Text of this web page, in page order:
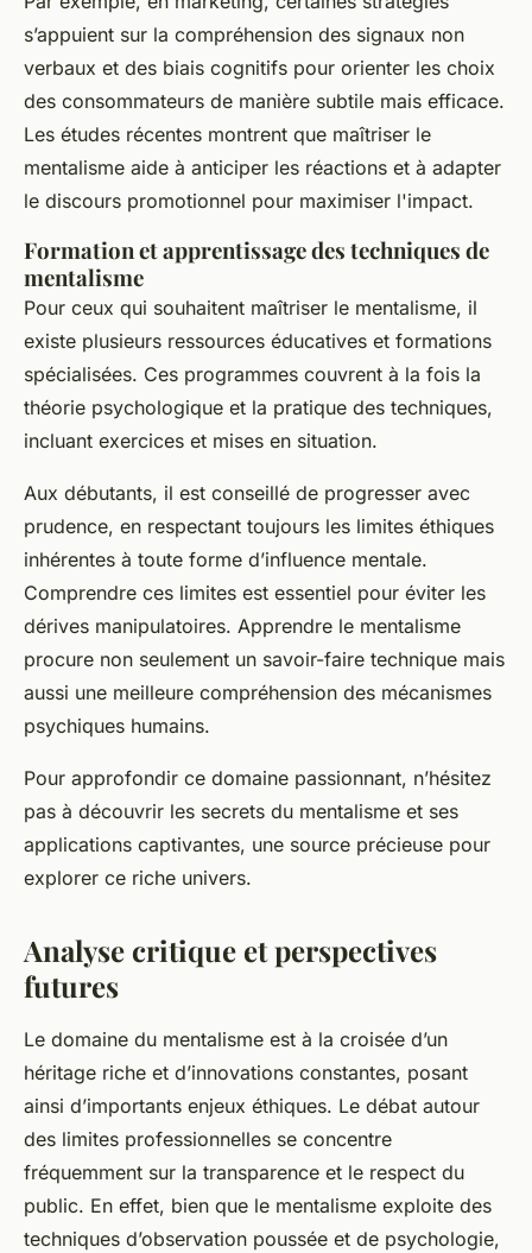
s’appuient sur la compréhension des signaux non
verbaux et des biais cognitifs pour orienter les choix
des consommateurs de manière subtile mais efficace.
Les études récentes montrent que maîtriser le
mentalisme aide à anticiper les réactions et à adapter
le discours promotionnel pour maximiser l'impact.
Formation et apprentissage des techniques de
mentalisme
Pour ceux qui souhaitent maîtriser le mentalisme, il
existe plusieurs ressources éducatives et formations
spécialisées. Ces programmes couvrent à la fois la
théorie psychologique et la pratique des techniques,
incluant exercices et mises en situation.
Aux débutants, il est conseillé de progresser avec
prudence, en respectant toujours les limites éthiques
inhérentes à toute forme d’influence mentale.
Comprendre ces limites est essentiel pour éviter les
dérives manipulatoires. Apprendre le mentalisme
procure non seulement un savoir-faire technique mais
aussi une meilleure compréhension des mécanismes
psychiques humains.
Pour approfondir ce domaine passionnant, n’hésitez
pas à découvrir les secrets du mentalisme et ses
applications captivantes, une source précieuse pour
explorer ce riche univers.
Analyse critique et perspectives
futures
Le domaine du mentalisme est à la croisée d’un
héritage riche et d’innovations constantes, posant
ainsi d’importants enjeux éthiques. Le débat autour
des limites professionnelles se concentre
fréquemment sur la transparence et le respect du
public. En effet, bien que le mentalisme exploite des
techniques d’observation poussée et de psychologie,